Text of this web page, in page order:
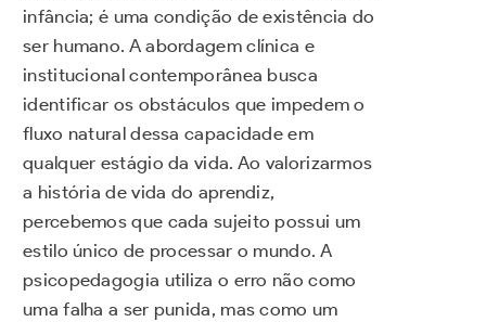
infância; é uma condição de existência do
ser humano. A abordagem clínica e
institucional contemporânea busca
identificar os obstáculos que impedem o
fluxo natural dessa capacidade em
qualquer estágio da vida. Ao valorizarmos
a história de vida do aprendiz,
percebemos que cada sujeito possui um
estilo único de processar o mundo. A
psicopedagogia utiliza o erro não como
uma falha a ser punida, mas como um